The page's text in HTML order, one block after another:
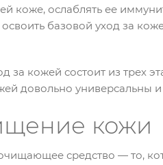
коже, ослаблять ее
базовой уход за
за кожей состоит из трех
довольно универсальны
кожи
средство — то,